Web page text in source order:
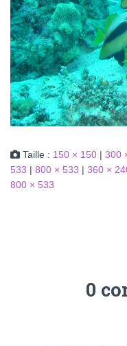
Taille : 150 × 150 | 300
533 | 800 × 533 | 360 ×
800 × 533
0